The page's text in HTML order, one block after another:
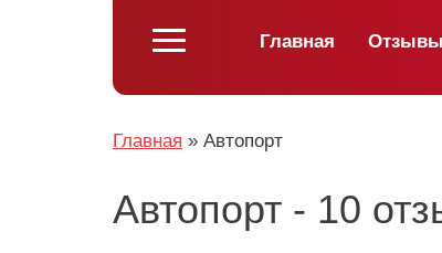
Главная Отзывы
Главная » Автопорт
Автопорт - 10